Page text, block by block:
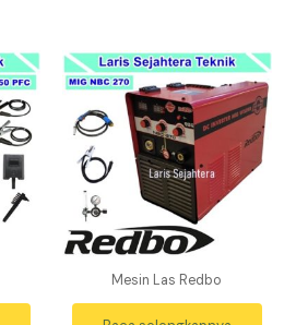
Mesin Las Redbo